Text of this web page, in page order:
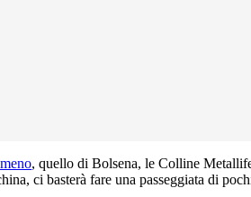
, quello di Bolsena, le Colline
ci basterà fare una passeggiata di